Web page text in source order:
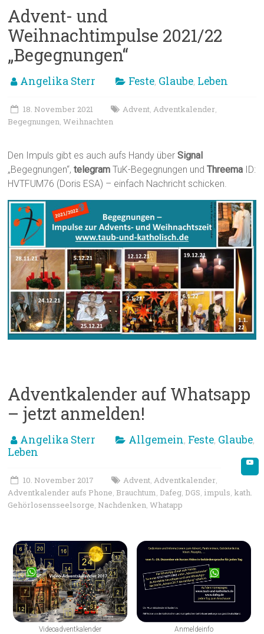
Advent- und
Weihnachtimpulse 2021/22
„Begegnungen“
Angelika Sterr Feste, Glaube, Leben
18. November 2021 Advent,Adventkalender,
Begegnungen,Weihnachten
Den Impuls gibt es auch aufs Handy überSignal
„Begegnungen“,telegram TuK-Begegnungen undThreema ID:
HVTFUM76 (Doris ESA) – einfach Nachricht schicken.
Adventkalender auf Whatsapp
– jetzt anmelden!
Angelika Sterr Allgemein, Feste, Glaube,
Leben
10. November 2017 Advent,Adventkalender,
Adventkalender aufs Phone, Brauchtum, Dafeg, DGS, impuls, kath.
Gehörlosensseelsorge, Nachdenken,Whatapp
Videoadventkalender Anmeldeinfo